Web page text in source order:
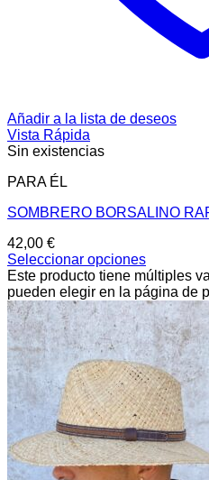
Añadir a la lista de deseos
Vista Rápida
Sin existencias
PARA ÉL
SOMBRERO BORSALINO
42,00 €
Seleccionar opciones
Este producto tiene múltiples
pueden elegir en la página de